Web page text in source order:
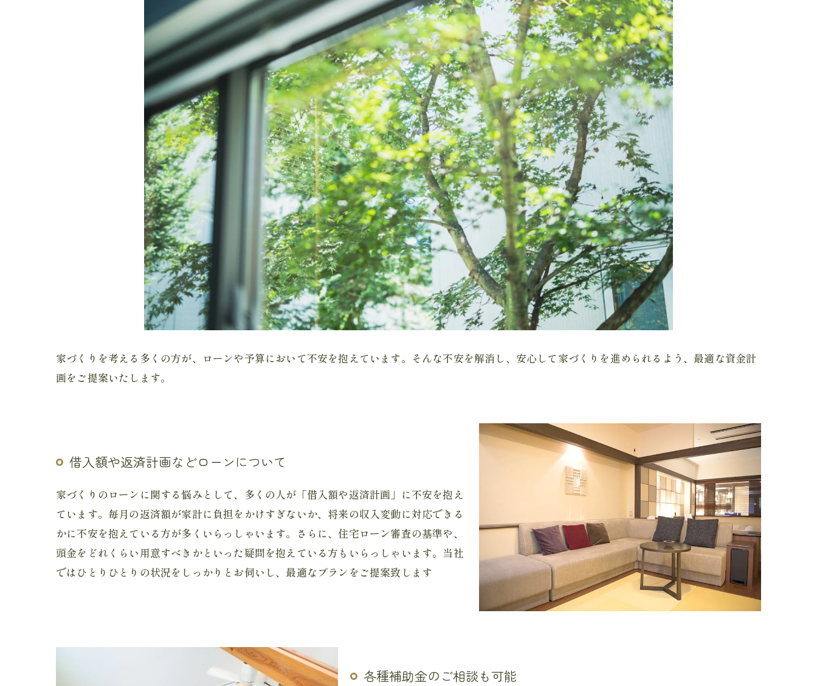
家づくりを考える多くの方が、ローンや予算において不安を抱えています。そんな不安を解消し、安心して家づくりを進められるよう、最適な資金計
画をご提案いたします。
借入額や返済計画などローンについて
家づくりのローンに関する悩みとして、多くの人が「借入額や返済計画」に不安を抱え
ています。毎月の返済額が家計に負担をかけすぎないか、将来の収入変動に対応できる
かに不安を抱えている方が多くいらっしゃいます。さらに、住宅ローン審査の基準や、
頭金をどれくらい用意すべきかといった疑問を抱えている方もいらっしゃいます。当社
ではひとりひとりの状況をしっかりとお伺いし、最適なプランをご提案致します
各種補助金のご相談も可能